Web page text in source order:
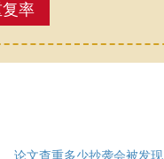
率
论文查重多少抄袭会被发现